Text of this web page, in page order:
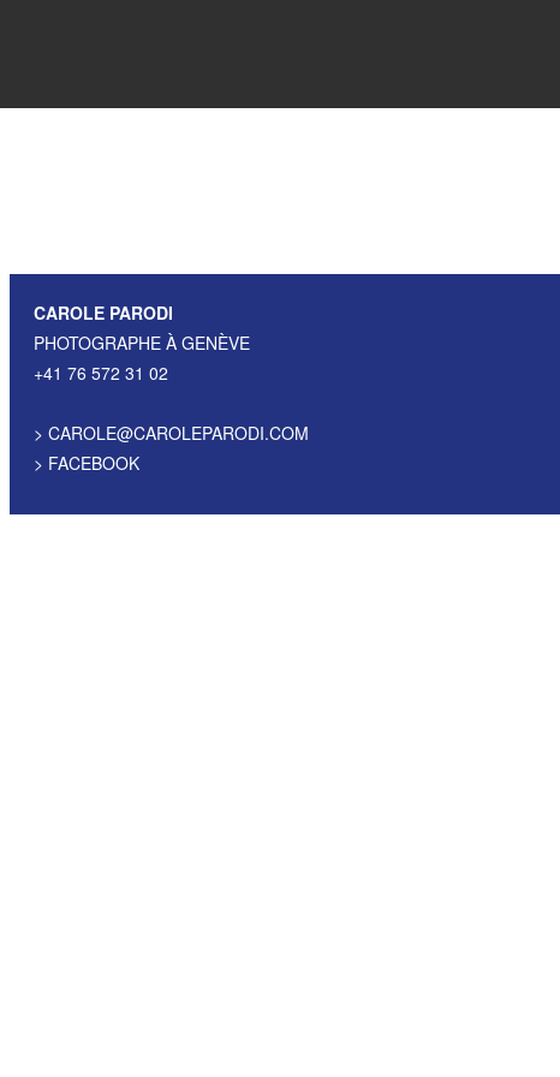
CAROLE PARODI
PHOTOGRAPHE À GENÈVE
+41 76 572 31 02
> CAROLE@CAROLEPARODI.COM
> FACEBOOK